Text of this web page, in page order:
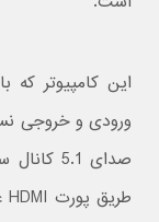
صدای 5.1